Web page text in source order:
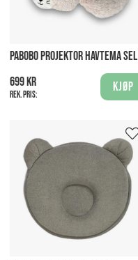
PABOBO PROJEKTOR HAVTEMA SEL
699 kr
Rek. pris:
Kjøp